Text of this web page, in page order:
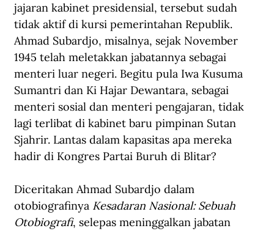
jajaran kabinet presidensial, tersebut sudah
tidak aktif di kursi pemerintahan Republik.
Ahmad Subardjo, misalnya, sejak November
1945 telah meletakkan jabatannya sebagai
menteri luar negeri. Begitu pula Iwa Kusuma
Sumantri dan Ki Hajar Dewantara, sebagai
menteri sosial dan menteri pengajaran, tidak
lagi terlibat di kabinet baru pimpinan Sutan
Sjahrir. Lantas dalam kapasitas apa mereka
hadir di Kongres Partai Buruh di Blitar?
Diceritakan Ahmad Subardjo dalam
otobiografinya Kesadaran Nasional: Sebuah
Otobiografi, selepas meninggalkan jabatan